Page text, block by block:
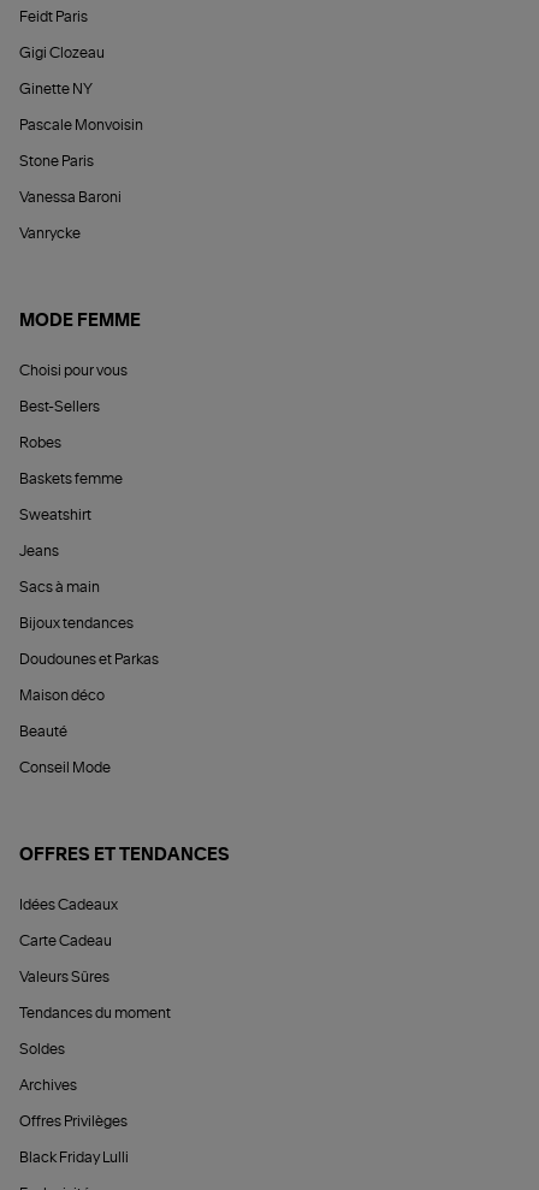
Feidt Paris
Gigi Clozeau
Ginette NY
Pascale Monvoisin
Stone Paris
Vanessa Baroni
Vanrycke
MODE FEMME
Choisi pour vous
Best-Sellers
Robes
Baskets femme
Sweatshirt
Jeans
Sacs à main
Bijoux tendances
Doudounes et Parkas
Maison déco
Beauté
Conseil Mode
OFFRES ET TENDANCES
Idées Cadeaux
Carte Cadeau
Valeurs Sûres
Tendances du moment
Soldes
Archives
Offres Privilèges
Black Friday Lulli